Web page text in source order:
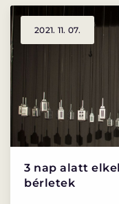
2021. 11. 07.
3 nap alatt
bérletek